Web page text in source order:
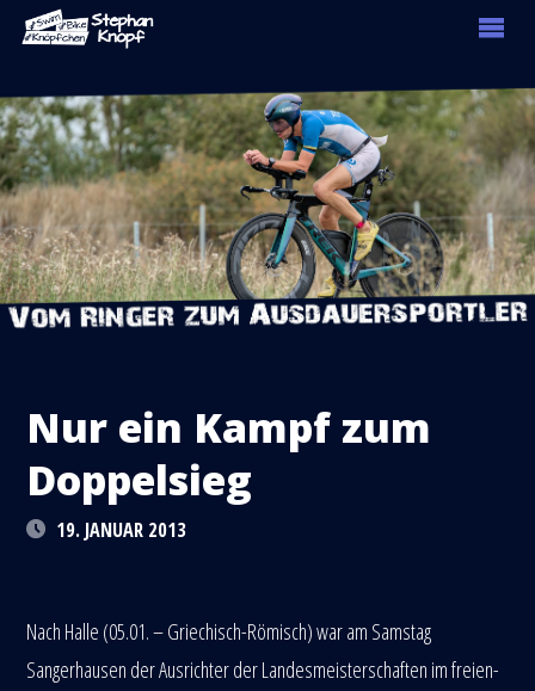
Nur ein Kampf zum
Doppelsieg
19. JANUAR 2013
Nach Halle (05.01. – Griechisch-Römisch) war am Samstag
Sangerhausen der Ausrichter der Landesmeisterschaften im freien-